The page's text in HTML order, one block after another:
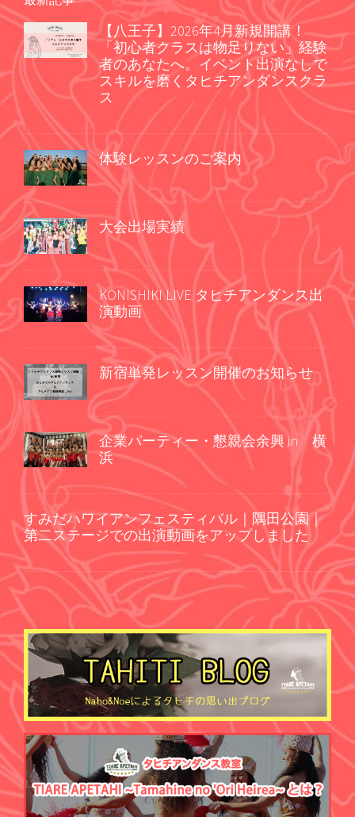
【八王子】2026年4月新規開講！
「初心者クラスは物足りない」経験
者のあなたへ。イベント出演なしで
スキルを磨くタヒチアンダンスクラ
ス
体験レッスンのご案内
大会出場実績
KONISHIKI LIVE タヒチアンダンス出
演動画
新宿単発レッスン開催のお知らせ
企業パーティー・懇親会余興 in 横
浜
すみだハワイアンフェスティバル｜隅田公園｜
第二ステージでの出演動画をアップしました